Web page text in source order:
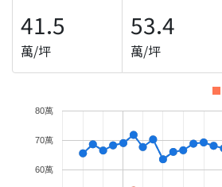
41.5
萬/坪
53.4
萬/坪
60萬
70萬
80萬